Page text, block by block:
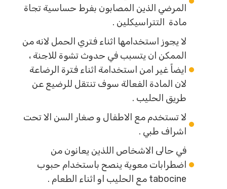
المرضي الذين المصابون بفرط حساسية تجاة
مادة التتراسيكلين .
لا يجوز استخدامها اثناء فتري الحمل لانه من
الممكن ان يتسبب في حدوث تشوة للاجنة ،
ايضاً غير امن استخدامة اثناء فترة الرضاعة
لان المادة الفعالة سوف تنتقل للرضيع عن
طريق الحليب .
لا تستخدم مع الاطفال و صغار السن الا تحت
اشراف طبي .
في حالى الاشخاص اللذين يعانون من
اضطرابات معوية ينصح باستخدام حبوب
tabocine مع الحليب او اثناء الطعام .